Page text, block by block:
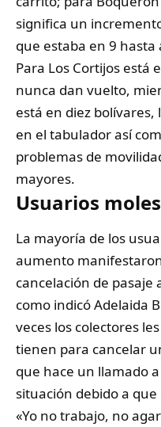
significa un
que estaba en 9 hasta
Para Los Cortijos está
nunca dan vuelto,
está en diez
en el tabulador así
problemas de
mayores.
Usuarios
La mayoría de los
aumento
cancelación de
como indicó Adelaida
veces los colectores
tienen para cancelar
que hace un llamado
situación debido a
«Yo no trabajo, no